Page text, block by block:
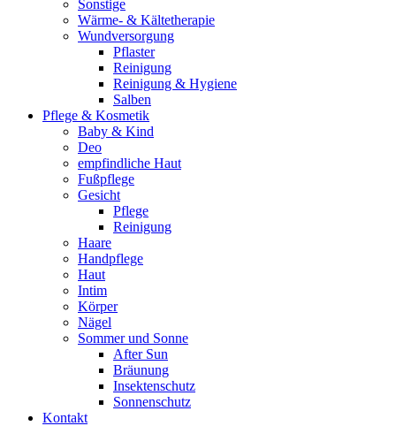
Sonstige
Wärme- & Kältetherapie
Wundversorgung
Pflaster
Reinigung
Reinigung & Hygiene
Salben
Pflege & Kosmetik
Baby & Kind
Deo
empfindliche Haut
Fußpflege
Gesicht
Pflege
Reinigung
Haare
Handpflege
Haut
Intim
Körper
Nägel
Sommer und Sonne
After Sun
Bräunung
Insektenschutz
Sonnenschutz
Kontakt